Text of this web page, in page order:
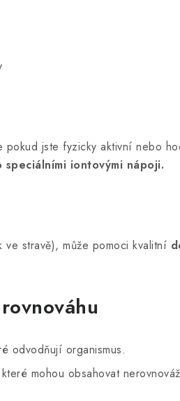
jste fyzicky aktivní nebo
iontovými nápoji.
stravě), může pomoci kvalitní
odvodňují organismus.
mohou obsahovat